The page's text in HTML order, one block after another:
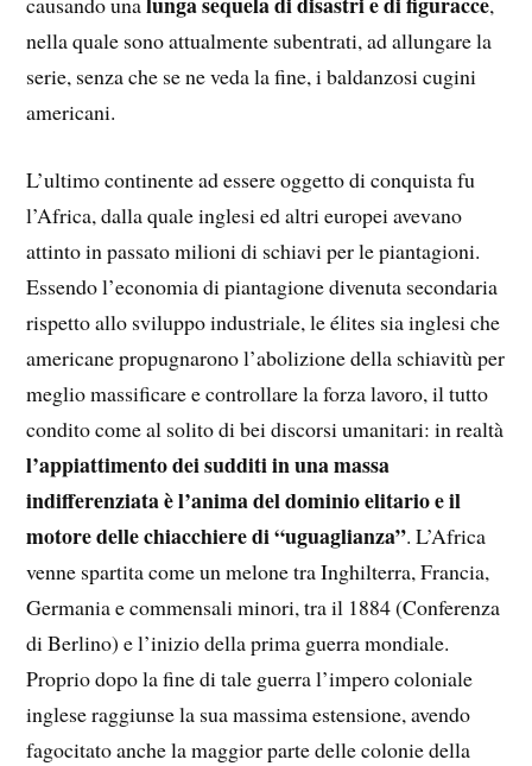
nella quale sono attualmente subentrati, ad allungare la
serie, senza che se ne veda la fine, i baldanzosi cugini
americani.
L’ultimo continente ad essere oggetto di conquista fu
l’Africa, dalla quale inglesi ed altri europei avevano
attinto in passato milioni di schiavi per le piantagioni.
Essendo l’economia di piantagione divenuta secondaria
rispetto allo sviluppo industriale, le élites sia inglesi che
americane propugnarono l’abolizione della schiavitù per
meglio massificare e controllare la forza lavoro, il tutto
condito come al solito di bei discorsi umanitari: in realtà
l’appiattimento dei sudditi in una massa
indifferenziata è l’anima del dominio elitario e il
motore delle chiacchiere di “uguaglianza”. L’Africa
venne spartita come un melone tra Inghilterra, Francia,
Germania e commensali minori, tra il 1884 (Conferenza
di Berlino) e l’inizio della prima guerra mondiale.
Proprio dopo la fine di tale guerra l’impero coloniale
inglese raggiunse la sua massima estensione, avendo
fagocitato anche la maggior parte delle colonie della